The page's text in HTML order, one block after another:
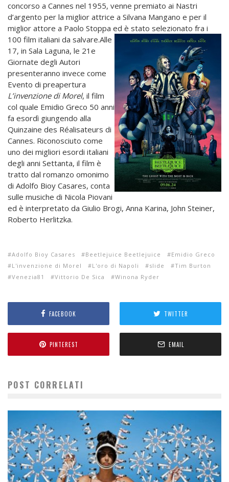
concorso a Cannes nel 1955, venne premiato ai Nastri
d’argento per la miglior attrice a Silvana Mangano e per il
miglior attore a Paolo Stoppa ed è stato selezionato fra i
100 film italiani da salvare.Alle
17, in Sala Laguna, le 21e
Giornate degli Autori
presenteranno invece come
Evento di preapertura
L’invenzione di Morel, il film
col quale Emidio Greco 50 anni
fa esordì giungendo alla
Quinzaine des Réalisateurs di
Cannes. Riconosciuto come
uno dei migliori esordi italiani
degli anni Settanta, il film è
tratto dal romanzo omonimo
di Adolfo Bioy Casares, conta
sulle musiche di Nicola Piovani
ed è interpretato da Giulio Brogi, Anna Karina, John Steiner,
Roberto Herlitzka.
Adolfo Bioy Casares Beetlejuice Beetlejuice
Emidio Greco
L'invenzione di Morel
L'oro di Napoli slide
Tim Burton
Venezia81
Vittorio De Sica Winona Ryder
FACEBOOK TWITTER
PINTEREST EMAIL
POST CORRELATI